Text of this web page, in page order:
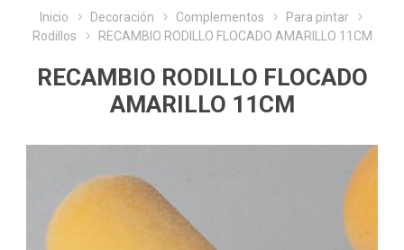
Inicio Decoración Complementos
Para pintar
Rodillos
RECAMBIO RODILLO FLOCADO AMARILLO 11CM
RECAMBIO RODILLO FLOCADO
AMARILLO 11CM